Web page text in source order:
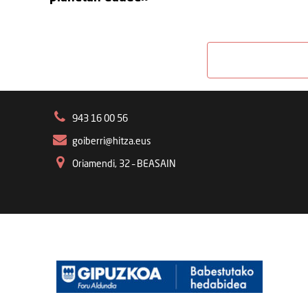
943 16 00 56
goiberri@hitza.eus
Oriamendi, 32 – BEASAIN